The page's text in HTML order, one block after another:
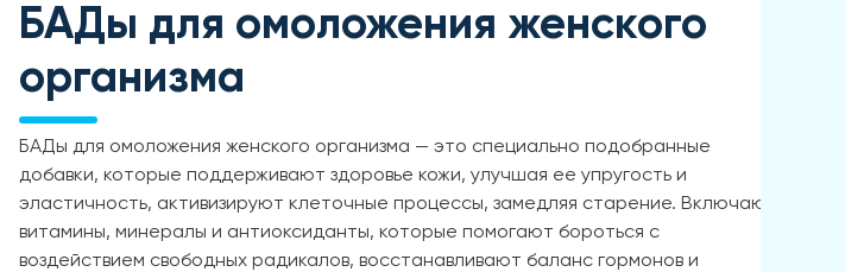
БАДы для омоложения женского
организма
БАДы для омоложения женского организма — это специально подобранные
добавки, которые поддерживают здоровье кожи, улучшая ее упругость и
эластичность, активизируют клеточные процессы, замедляя старение. Включают
витамины, минералы и антиоксиданты, которые помогают бороться с
воздействием свободных радикалов, восстанавливают баланс гормонов и